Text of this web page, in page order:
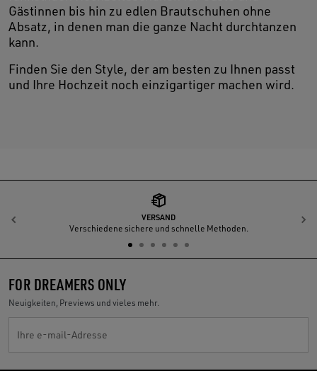
Gästinnen bis hin zu edlen Brautschuhen ohne
Absatz, in denen man die ganze Nacht durchtanzen
kann.
Finden Sie den Style, der am besten zu Ihnen passt
und Ihre Hochzeit noch einzigartiger machen wird.
VERSAND
Verschiedene sichere und schnelle Methoden.
Zurück
FOR DREAMERS ONLY
Neuigkeiten, Previews und vieles mehr.
Ihre e-mail-Adresse